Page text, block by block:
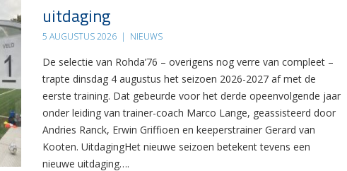
uitdaging
5 AUGUSTUS 2026 | NIEUWS
De selectie van Rohda’76 – overigens nog verre van compleet –
trapte dinsdag 4 augustus het seizoen 2026-2027 af met de
eerste training. Dat gebeurde voor het derde opeenvolgende jaar
onder leiding van trainer-coach Marco Lange, geassisteerd door
Andries Ranck, Erwin Griffioen en keeperstrainer Gerard van
Kooten. UitdagingHet nieuwe seizoen betekent tevens een
nieuwe uitdaging….